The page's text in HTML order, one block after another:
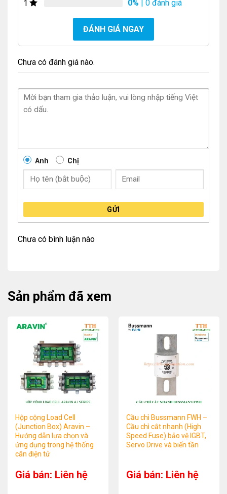
1 0% | 0 đánh giá
ĐÁNH GIÁ NGAY
Chưa có đánh giá nào.
Anh Chị
GỬI
Chưa có bình luận nào
Sản phẩm đã xem
Hộp cộng Load Cell
(Junction Box) Aravin –
Hướng dẫn lựa chọn và
ứng dụng trong hệ thống
cân điện tử
Giá bán: Liên hệ
Cầu chì Bussmann FWH –
Cầu chì cắt nhanh (High
Speed Fuse) bảo vệ IGBT,
Servo Drive và biến tần
Giá bán: Liên hệ